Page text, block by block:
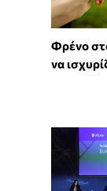
Φρένο
να